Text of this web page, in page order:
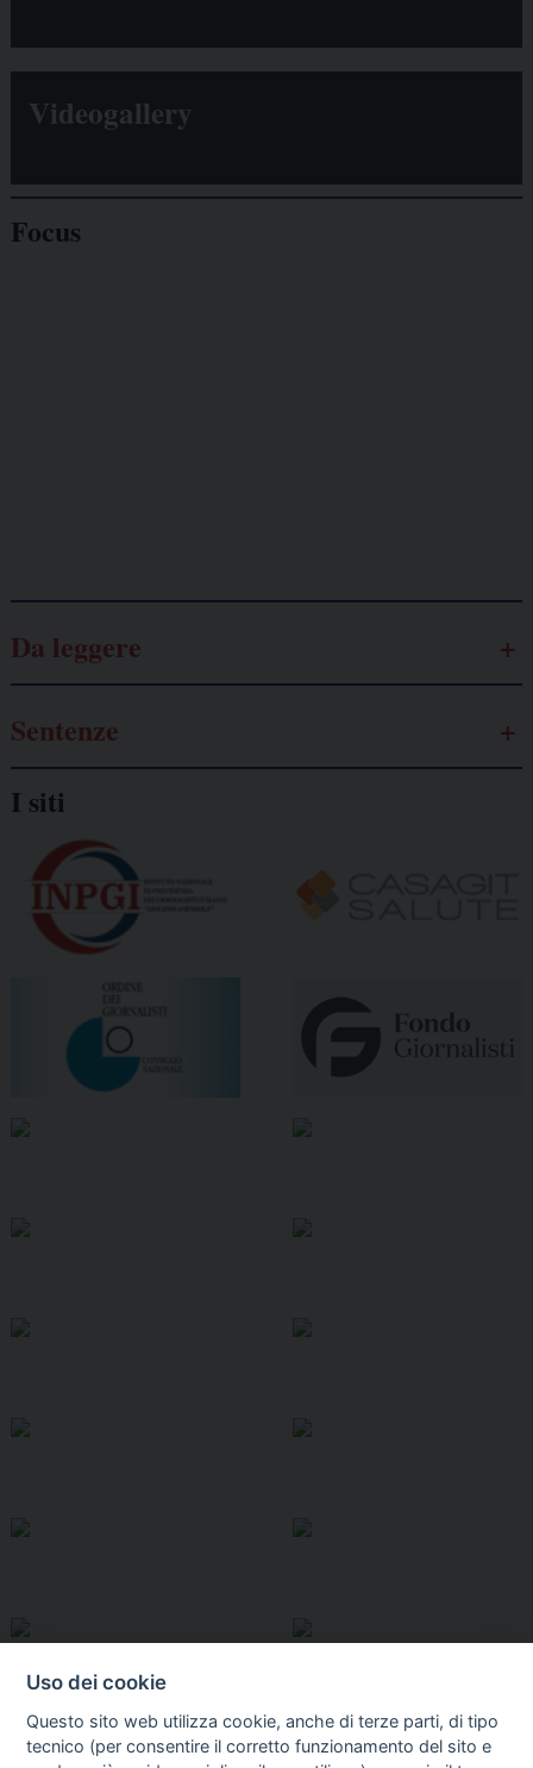
Videogallery
Focus
Da leggere
Sentenze
I siti
Uso dei cookie
Questo sito web utilizza cookie, anche di terze parti, di tipo
tecnico (per consentire il corretto funzionamento del sito e